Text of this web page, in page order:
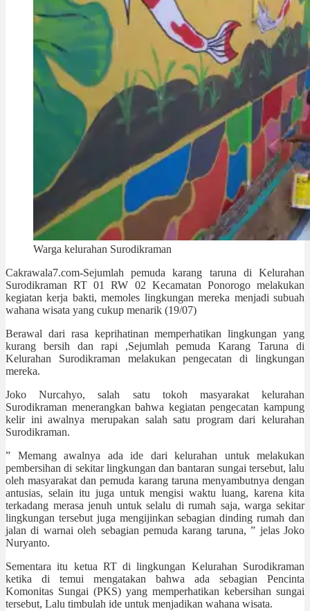
Warga kelurahan Surodikraman
Cakrawala7.com-Sejumlah pemuda karang taruna di Kelurahan
Surodikraman RT 01 RW 02 Kecamatan Ponorogo melakukan
kegiatan kerja bakti, memoles lingkungan mereka menjadi subuah
wahana wisata yang cukup menarik (19/07)
Berawal dari rasa keprihatinan memperhatikan lingkungan yang
kurang bersih dan rapi ,Sejumlah pemuda Karang Taruna di
Kelurahan Surodikraman melakukan pengecatan di lingkungan
mereka.
Joko Nurcahyo, salah satu tokoh masyarakat kelurahan
Surodikraman menerangkan bahwa kegiatan pengecatan kampung
kelir ini awalnya merupakan salah satu program dari kelurahan
Surodikraman.
” Memang awalnya ada ide dari kelurahan untuk melakukan
pembersihan di sekitar lingkungan dan bantaran sungai tersebut, lalu
oleh masyarakat dan pemuda karang taruna menyambutnya dengan
antusias, selain itu juga untuk mengisi waktu luang, karena kita
terkadang merasa jenuh untuk selalu di rumah saja, warga sekitar
lingkungan tersebut juga mengijinkan sebagian dinding rumah dan
jalan di warnai oleh sebagian pemuda karang taruna, ” jelas Joko
Nuryanto.
Sementara itu ketua RT di lingkungan Kelurahan Surodikraman
ketika di temui mengatakan bahwa ada sebagian Pencinta
Komonitas Sungai (PKS) yang memperhatikan kebersihan sungai
tersebut, Lalu timbulah ide untuk menjadikan wahana wisata.